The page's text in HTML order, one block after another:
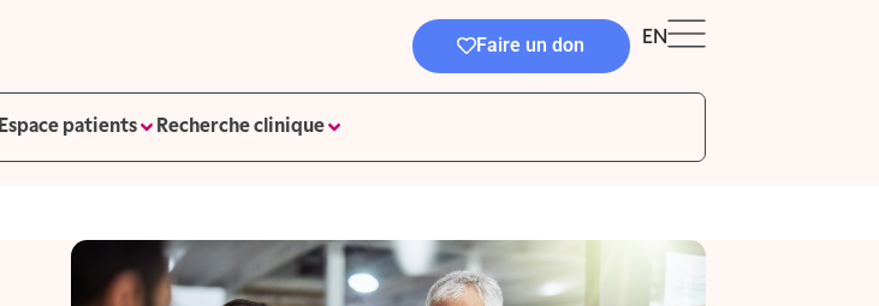
Faire un don EN
Espace patients Recherche clinique